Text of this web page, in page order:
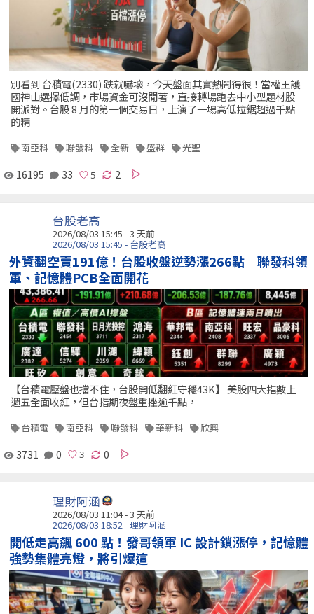
別看到 台積電(2330) 跌就嚇壞，今天盤面其實熱鬧得很！當權王護
國神山選擇低調，市場資金可沒閒著，直接轉場跑去中小型題材股
開派對。台股 8 月的第一個交易日，上演了一場高低拉鋸超過千點
的精
南亞科 聯發科 全新 盛群 光聖
16195 33 2
台股老高
2026/08/03 15:45 - 3 天前
2026/08/03 15:45 - 台股老高
外資翻空賣191億！台股收盤逆勢漲266點 聯發科領
軍、記憶體PCB全面開花
【台積電壓盤也擋不住，台股開低翻紅守穩43K】 美股四大指數上
週五全面收紅，但台指期夜盤重挫逾千點，
台積電 南亞科 聯發科 華新科 欣興
3731 0 0
理財阿涵
2026/08/03 11:04 - 3 天前
2026/08/03 18:52 - 理財阿涵
開低走高飆 600 點！發哥領軍 IC 設計鎖漲停，記憶體
強勢集體亮燈，將引爆這